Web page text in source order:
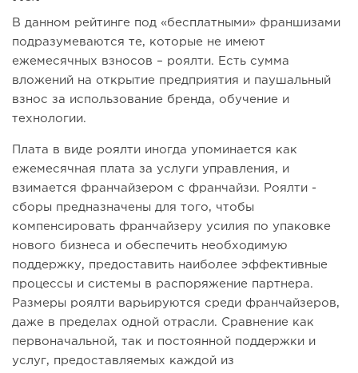
В данном рейтинге под «бесплатными» франшизами
подразумеваются те, которые не имеют
ежемесячных взносов – роялти. Есть сумма
вложений на открытие предприятия и паушальный
взнос за использование бренда, обучение и
технологии.
Плата в виде роялти иногда упоминается как
ежемесячная плата за услуги управления, и
взимается франчайзером с франчайзи. Роялти -
сборы предназначены для того, чтобы
компенсировать франчайзеру усилия по упаковке
нового бизнеса и обеспечить необходимую
поддержку, предоставить наиболее эффективные
процессы и системы в распоряжение партнера.
Размеры роялти варьируются среди франчайзеров,
даже в пределах одной отрасли. Сравнение как
первоначальной, так и постоянной поддержки и
услуг, предоставляемых каждой из